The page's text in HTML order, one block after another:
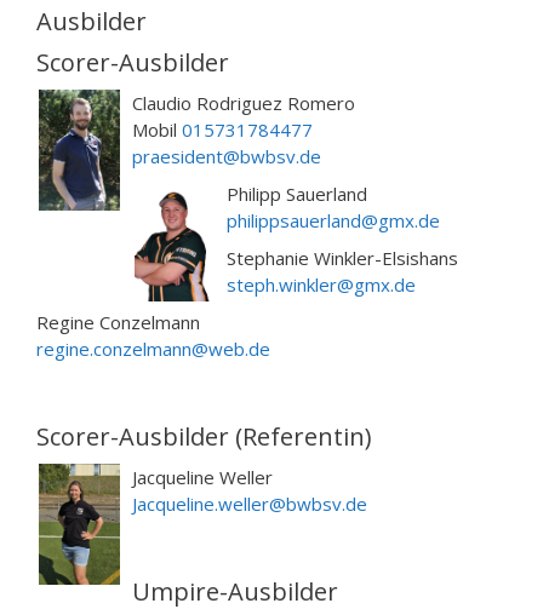
Ausbilder
Scorer-Ausbilder
Claudio Rodriguez Romero
Mobil 015731784477
praesident@bwbsv.de
Philipp Sauerland
philippsauerland@gmx.de
Stephanie Winkler-Elsishans
steph.winkler@gmx.de
Regine Conzelmann
regine.conzelmann@web.de
Scorer-Ausbilder (Referentin)
Jacqueline Weller
Jacqueline.weller@bwbsv.de
Umpire-Ausbilder